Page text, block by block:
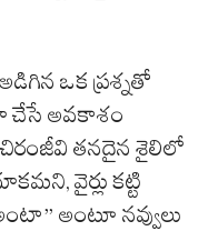
ఒక ప్రశ్నతో
చేసే అవకాశం
చిరంజీవి తనదైన శైలిలో
వైర్లు కట్టి
అంటూ నవ్వులు